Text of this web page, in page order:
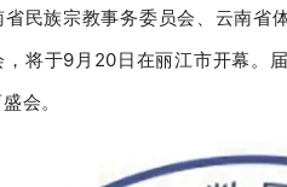
省民族宗教事务委员会、云南省
将于9月20日在丽江市开幕。
会。